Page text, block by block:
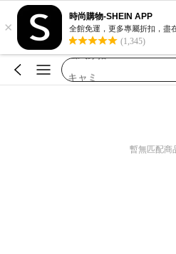
×
時尚購物-SHEIN APP
全館免運，更多專屬折扣，盡
(1,345)
plus size women tshirt
法式穿搭
暫無匹配商